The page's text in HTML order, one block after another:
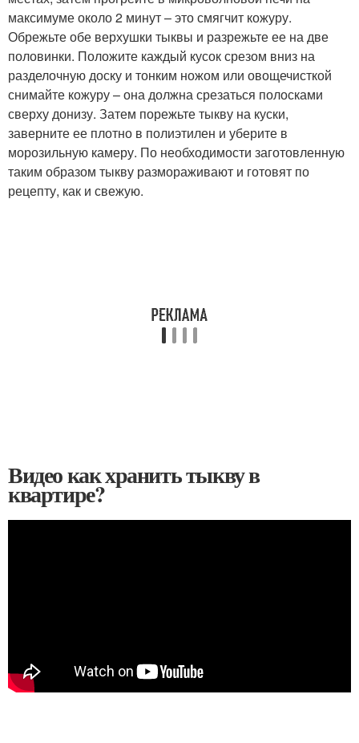
максимуме около 2 минут – это смягчит кожуру.
Обрежьте обе верхушки тыквы и разрежьте ее на две
половинки. Положите каждый кусок срезом вниз на
разделочную доску и тонким ножом или овощечисткой
снимайте кожуру – она должна срезаться полосками
сверху донизу. Затем порежьте тыкву на куски,
заверните ее плотно в полиэтилен и уберите в
морозильную камеру. По необходимости заготовленную
таким образом тыкву размораживают и готовят по
рецепту, как и свежую.
Видео как хранить тыкву в
квартире?